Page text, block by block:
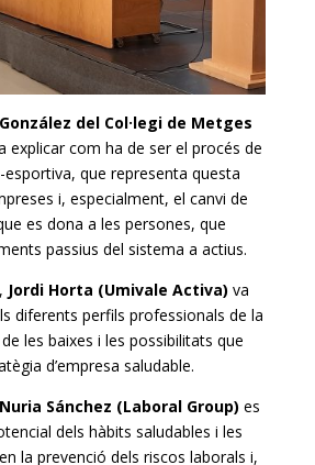
del Col·legi de Metges
explicar com ha de ser el procés de
que representa questa
i, especialment, el canvi de
es dona a les persones, que
passius del sistema a actius.
Jordi Horta (Umivale Activa) va
diferents perfils professionals de la
les baixes i les possibilitats que
d’empresa saludable.
Nuria Sánchez (Laboral Group) es
dels hàbits saludables i les
la prevenció dels riscos laborals i,